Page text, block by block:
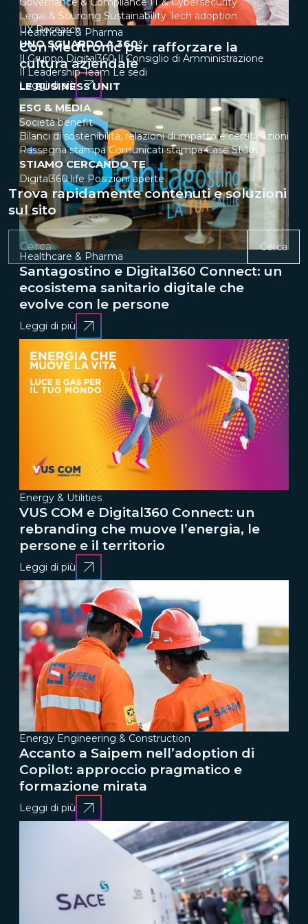
Legal & Sourcing Sustainability Tech adoption
UX Research
UNO SGUARDO A 360°
Il Gruppo Digital360 Il Consiglio di Amministrazione
Il Leadership Team Le sedi
LE BUSINESS UNIT
ESG & MEDIA
Società benefit
Bilanci di sostenibilità, relazioni di impatto e certificazioni
Rassegna stampa Comunicati stampa Case Study
STIAMO CERCANDO TE
Digital360 life Posizioni aperte
Trova rapidamente contenuti e soluzioni
sul sito
Cerca
Healthcare & Pharma
Con Medtronic per rafforzare la
cultura aziendale
Leggi di più
Healthcare & Pharma
Santagostino e Digital360 Connect: un
ecosistema sanitario digitale che
evolve con le persone
Leggi di più
Energy & Utilities
VUS COM e Digital360 Connect: un
rebranding che muove l’energia, le
persone e il territorio
Leggi di più
Energy Engineering & Construction
Accanto a Saipem nell’adoption di
Copilot: approccio pragmatico e
formazione mirata
Leggi di più